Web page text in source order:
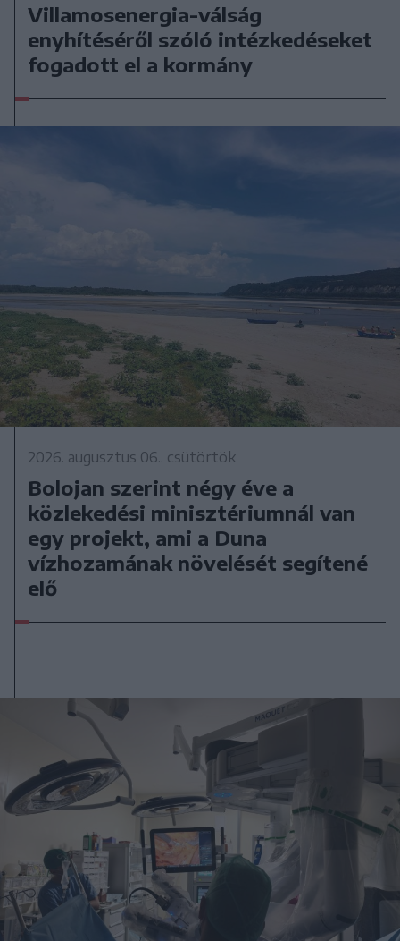
Villamosenergia-válság
enyhítéséről szóló intézkedéseket
fogadott el a kormány
2026. augusztus 06., csütörtök
Bolojan szerint négy éve a
közlekedési minisztériumnál van
egy projekt, ami a Duna
vízhozamának növelését segítené
elő